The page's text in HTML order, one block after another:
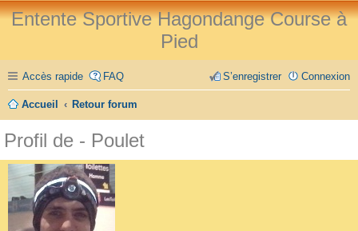
Entente Sportive Hagondange Course à
Pied
Accès rapide FAQ Connexion
S’enregistrer
Accueil Retour forum
Profil de - Poulet